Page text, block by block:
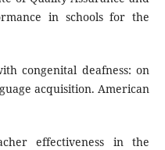
in schools for the
congenital deafness: on
acquisition. American
effectiveness in the